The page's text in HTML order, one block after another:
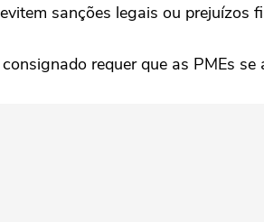
sanções legais ou prejuízos
requer que as PMEs